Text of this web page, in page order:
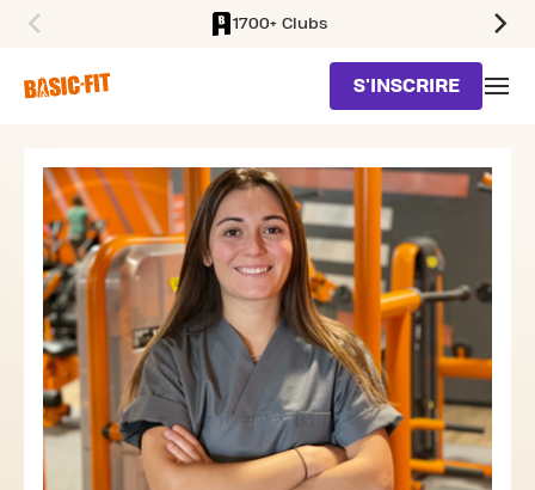
1700+ Clubs
S'INSCRIRE